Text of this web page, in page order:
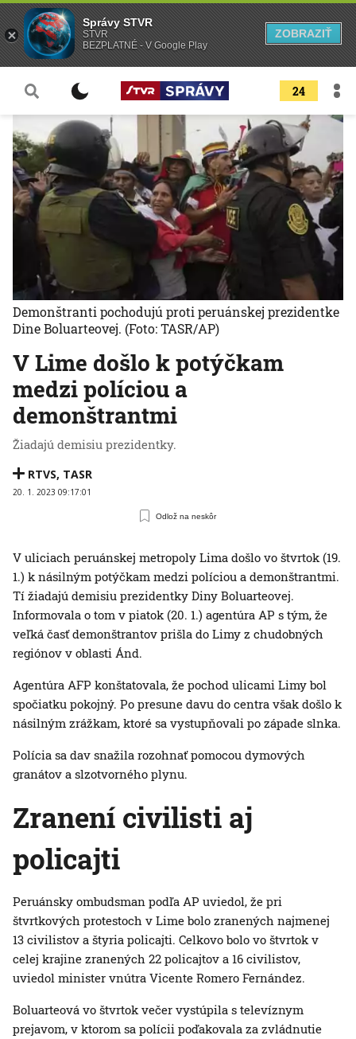
24
V Lime došlo k potýčkam
medzi políciou a
demonštrantmi
Žiadajú demisiu prezidentky.
RTVS, TASR
20. 1. 2023 09:17:01
Odlož na neskôr
Demonštranti pochodujú proti peruánskej prezidentke
Dine Boluarteovej. (Foto: TASR/AP)
V uliciach peruánskej metropoly Lima došlo vo štvrtok (19.
1.) k násilným potýčkam medzi políciou a demonštrantmi.
Tí žiadajú demisiu prezidentky Diny Boluarteovej.
Informovala o tom v piatok (20. 1.) agentúra AP s tým, že
veľká časť demonštrantov prišla do Limy z chudobných
regiónov v oblasti Ánd.
Agentúra AFP konštatovala, že pochod ulicami Limy bol
spočiatku pokojný. Po presune davu do centra však došlo k
násilným zrážkam, ktoré sa vystupňovali po západe slnka.
Polícia sa dav snažila rozohnať pomocou dymových
granátov a slzotvorného plynu.
Zranení civilisti aj
policajti
Peruánsky ombudsman podľa AP uviedol, že pri
štvrtkových protestoch v Lime bolo zranených najmenej
13 civilistov a štyria policajti. Celkovo bolo vo štvrtok v
celej krajine zranených 22 policajtov a 16 civilistov,
uviedol minister vnútra Vicente Romero Fernández.
Boluarteová vo štvrtok večer vystúpila s televíznym
prejavom, v ktorom sa polícii poďakovala za zvládnutie
Správy STVR
STVR
BEZPLATNÉ - V Google Play
ZOBRAZIŤ